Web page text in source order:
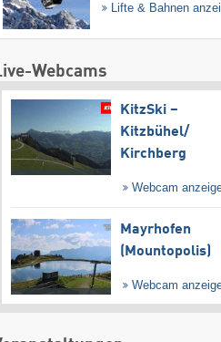
Lifte & Bahnen
Webcams
KitzSki –
Kitzbühel/​
Kirchberg
Webcam
Mayrhofen
(Mountopolis)
Webcam